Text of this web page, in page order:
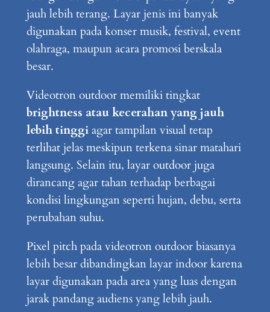
jauh lebih terang. Layar jenis ini banyak
digunakan pada konser musik, festival, event
olahraga, maupun acara promosi berskala
besar.
Videotron outdoor memiliki tingkat
brightness atau kecerahan yang jauh
lebih tinggiagar tampilan visual tetap
terlihat jelas meskipun terkena sinar matahari
langsung. Selain itu, layar outdoor juga
dirancang agar tahan terhadap berbagai
kondisi lingkungan seperti hujan, debu, serta
perubahan suhu.
Pixel pitch pada videotron outdoor biasanya
lebih besar dibandingkan layar indoor karena
layar digunakan pada area yang luas dengan
jarak pandang audiens yang lebih jauh.